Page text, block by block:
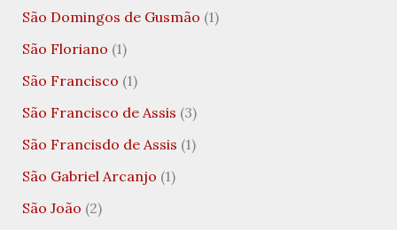
São Domingos de Gusmão (1)
São Floriano (1)
São Francisco (1)
São Francisco de Assis (3)
São Francisdo de Assis (1)
São Gabriel Arcanjo (1)
São João (2)